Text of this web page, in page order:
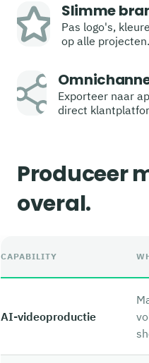
Slimme
Pas logo's,
op alle projecten.
Exporteer naar
direct
Produceer
overal.
CAPABILITY
AI-videoproductie